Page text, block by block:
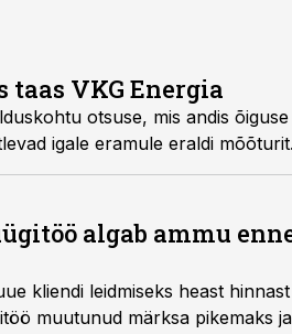
VKG Energia
igale eramule eraldi mõõturit.
algab ammu
kliendi leidmiseks heast
muutunud märksa pikemaks